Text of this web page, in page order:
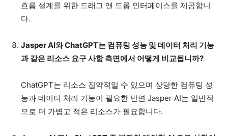
흐름 설계를 위한 드래그 앤 드롭 인터페이스를 제공합니
다.
Jasper AI와 ChatGPT는 컴퓨팅 성능 및 데이터 처리 기능
과 같은 리소스 요구 사항 측면에서 어떻게 비교됩니까?
ChatGPT는 리소스 집약적일 수 있으며 상당한 컴퓨팅 성
능과 데이터 처리 기능이 필요한 반면 Jasper AI는 일반적
으로 더 가볍고 적은 리소스가 필요합니다.